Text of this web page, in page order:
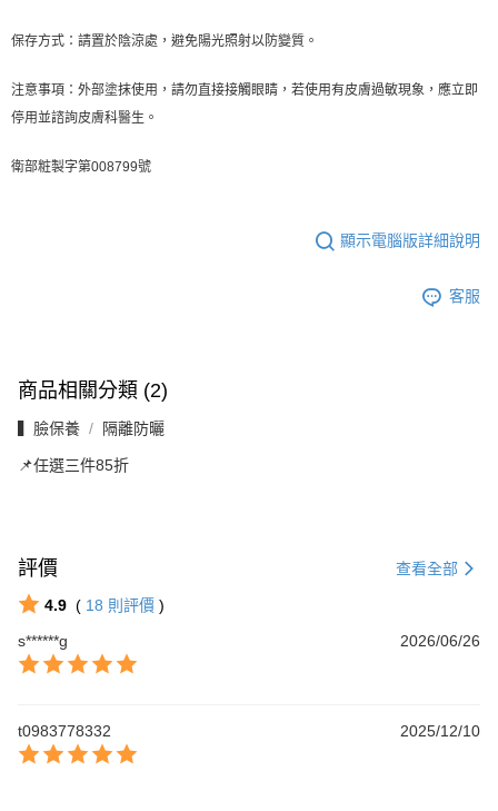
保存方式：請置於陰涼處，避免陽光照射以防變質。
注意事項：外部塗抹使用，請勿直接接觸眼睛，若使用有皮膚過敏現象，應立即
停用並諮詢皮膚科醫生。
衛部粧製字第008799號
顯示電腦版詳細說明
客服
商品相關分類 (2)
▍臉保養 隔離防曬
📌任選三件85折
評價 查看全部
4.9 ( 18 則評價 )
s******g
2026/06/26
t0983778332 2025/12/10